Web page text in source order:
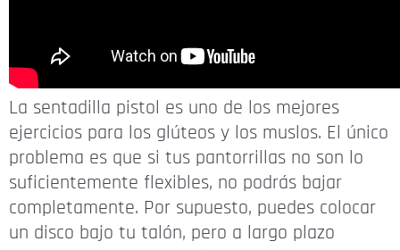
La sentadilla pistol es uno de los mejores
ejercicios para los glúteos y los muslos. El único
problema es que si tus pantorrillas no son lo
suficientemente flexibles, no podrás bajar
completamente. Por supuesto, puedes colocar
un disco bajo tu talón, pero a largo plazo